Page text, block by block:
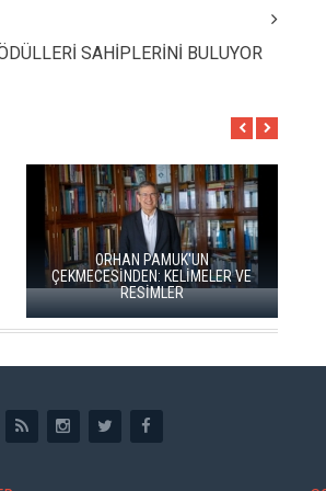
SAHİPLERİNİ BULUYOR
İKİ KİTAP VE BİTMEYEN BİR ENERJİ